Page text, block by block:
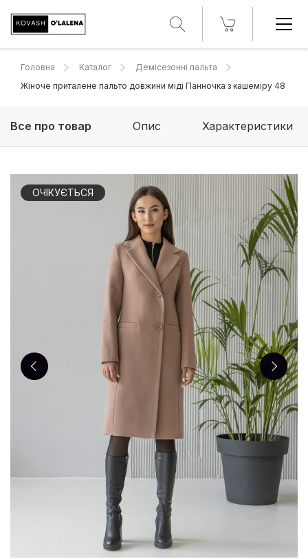
Головна Каталог
Демісезонні пальта
Жіноче приталене пальто довжини міді Панночка з кашеміру 48
Все про товар Опис Характеристики
ОЧІКУЄТЬСЯ